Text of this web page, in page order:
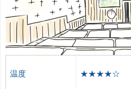
温度 ★★★★☆